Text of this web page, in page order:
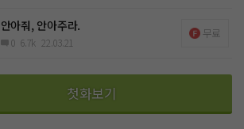
안아줘, 안아주라.
0 6.7k 22.03.21
무료
첫화보기